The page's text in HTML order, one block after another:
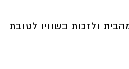
ולזכות בשוויו לטובת